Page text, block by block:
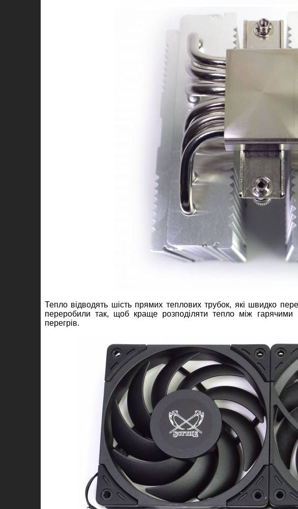
Тепло відводять шість прямих теплових трубок, які швидко
переробили так, щоб краще розподіляти тепло між
перегрів.